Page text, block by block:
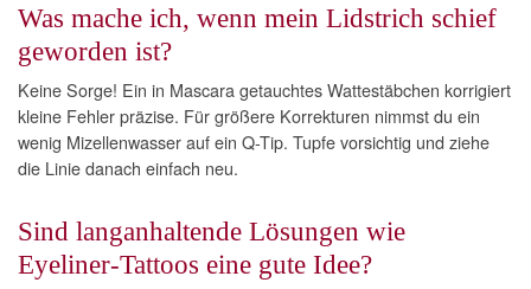
Was mache ich, wenn mein Lidstrich schief
geworden ist?
Keine Sorge! Ein in Mascara getauchtes Wattestäbchen korrigiert
kleine Fehler präzise. Für größere Korrekturen nimmst du ein
wenig Mizellenwasser auf ein Q-Tip. Tupfe vorsichtig und ziehe
die Linie danach einfach neu.
Sind langanhaltende Lösungen wie
Eyeliner-Tattoos eine gute Idee?